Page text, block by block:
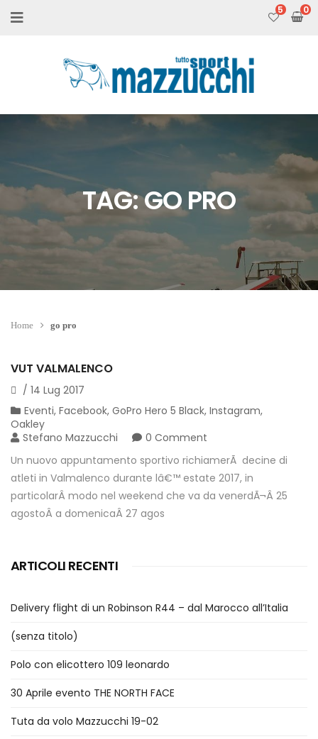
5
TAG:GO PRO
Home go pro
VUT VALMALENCO
/ 14 Lug 2017
Eventi, Facebook, GoPro Hero 5 Black, Instagram,
Oakley
Stefano Mazzucchi
0 Comment
Un nuovo appuntamento sportivo richiamerÃ decine di
atleti in Valmalenco durante lâ€™ estate 2017, in
particolarÂ modo nel weekend che va da venerdÃ¬Â 25
agostoÂ a domenicaÂ 27 agos
ARTICOLI RECENTI
Delivery flight di un Robinson R44 – dal Marocco all’Italia
(senza titolo)
Polo con elicottero 109 leonardo
30 Aprile evento THE NORTH FACE
Tuta da volo Mazzucchi 19-02